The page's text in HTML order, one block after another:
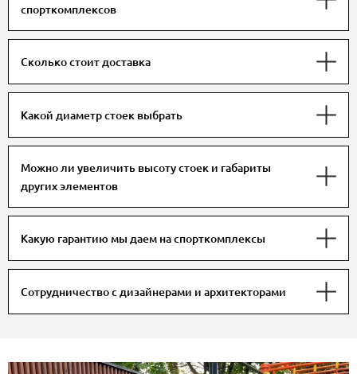
спорткомплексов
Сколько стоит доставка
Какой диаметр стоек выбрать
Можно ли увеличить высоту стоек и габариты
других элементов
Какую гарантию мы даем на спорткомплексы
Сотрудничество с дизайнерами и архитекторами